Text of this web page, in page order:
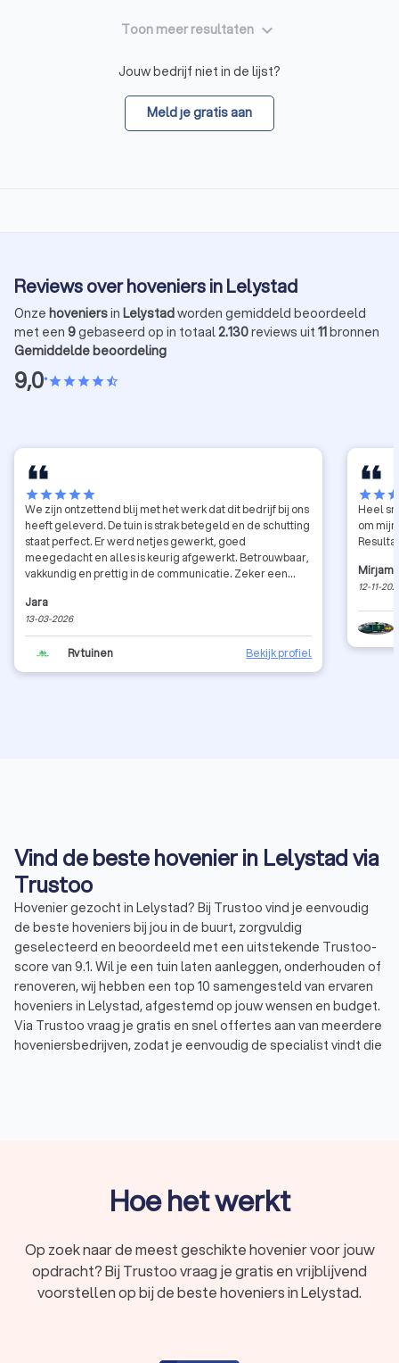
Toon meer resultaten keyboard_arrow_down
Jouw bedrijf niet in de lijst?
Meld je gratis aan
Reviews over hoveniers in Lelystad
Onze hoveniersin Lelystadworden gemiddeld beoordeeld
met een 9gebaseerd op in totaal2.130reviews uit 11bronnen
Gemiddelde beoordeling
9,0•starstarstarstarstar_half
starstarstarstarstar
We zijn ontzettend blij met het werk dat dit bedrijf bij ons
heeft geleverd. De tuin is strak betegeld en de schutting
staat perfect. Er werd netjes gewerkt, goed
meegedacht en alles is keurig afgewerkt. Betrouwbaar,
vakkundig en prettig in de communicatie. Zeker een
Jara
13-03-2026
Rv tuinen Bekijk profiel
starstar
Heel
om
Mirjam
12-11-
Vind de beste hovenier in Lelystad via
Trustoo
Hovenier gezocht in Lelystad? Bij Trustoo vind je eenvoudig
de beste hoveniers bij jou in de buurt, zorgvuldig
geselecteerd en beoordeeld met een uitstekende Trustoo-
score van 9.1. Wil je een tuin laten aanleggen, onderhouden of
renoveren, wij hebben een top 10 samengesteld van ervaren
hoveniers in Lelystad, afgestemd op jouw wensen en budget.
Via Trustoo vraag je gratis en snel offertes aan van meerdere
hoveniersbedrijven, zodat je eenvoudig de specialist vindt die
Een hovenier in Lelystad is gespecialiseerd in het aanleggen,
onderhouden en renoveren van tuinen. Dit vakmanschap gaat
bieden verschillende diensten aan, waaronder:
Tuinontwerp:een goed tuinontwerp is belangrijk voor
een mooie en functionele tuin. Hoveniers maken vaak
samen met een tuinarchitect een ontwerp dat rekening
Hoe het werkt
Op zoek naar de meest geschikte hovenier voor jouw
opdracht? Bij Trustoo vraag je gratis en vrijblijvend
voorstellen op bij de beste hoveniers in Lelystad.